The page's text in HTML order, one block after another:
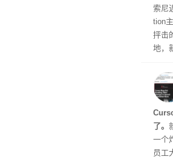
义
索尼
tion
抨击
地，
了。
一个
员工